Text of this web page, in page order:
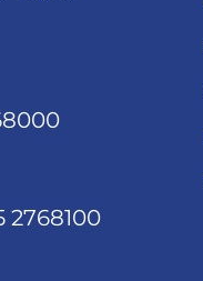
2768100